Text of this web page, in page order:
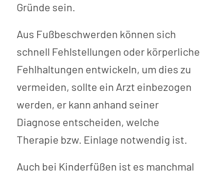
Gründe sein.
Aus Fußbeschwerden können sich
schnell Fehlstellungen oder körperliche
Fehlhaltungen entwickeln, um dies zu
vermeiden, sollte ein Arzt einbezogen
werden, er kann anhand seiner
Diagnose entscheiden, welche
Therapie bzw. Einlage notwendig ist.
Auch bei Kinderfüßen ist es manchmal